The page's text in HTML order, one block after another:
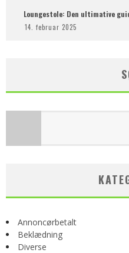
Loungestole: Den ultimative
14. februar 2025
Annoncørbetalt
Beklædning
Diverse